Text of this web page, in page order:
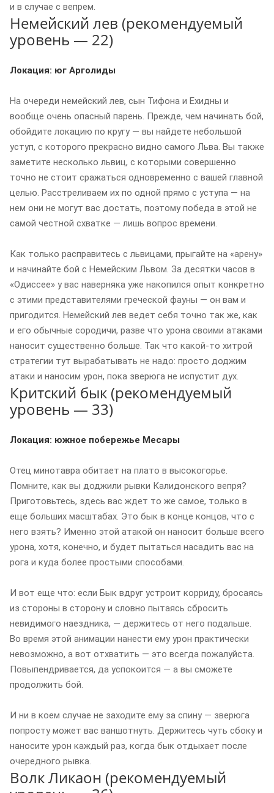
и в случае с вепрем.
Немейский лев (рекомендуемый
уровень — 22)
Локация: юг Арголиды
На очереди немейский лев, сын Тифона и Ехидны и
вообще очень опасный парень. Прежде, чем начинать бой,
обойдите локацию по кругу — вы найдете небольшой
уступ, с которого прекрасно видно самого Льва. Вы также
заметите несколько львиц, с которыми совершенно
точно не стоит сражаться одновременно с вашей главной
целью. Расстреливаем их по одной прямо с уступа — на
нем они не могут вас достать, поэтому победа в этой не
самой честной схватке — лишь вопрос времени.
Как только расправитесь с львицами, прыгайте на «арену»
и начинайте бой с Немейским Львом. За десятки часов в
«Одиссее» у вас наверняка уже накопился опыт конкретно
с этими представителями греческой фауны — он вам и
пригодится. Немейский лев ведет себя точно так же, как
и его обычные сородичи, разве что урона своими атаками
наносит существенно больше. Так что какой-то хитрой
стратегии тут вырабатывать не надо: просто доджим
атаки и наносим урон, пока зверюга не испустит дух.
Критский бык (рекомендуемый
уровень — 33)
Локация: южное побережье Месары
Отец минотавра обитает на плато в высокогорье.
Помните, как вы доджили рывки Калидонского вепря?
Приготовьтесь, здесь вас ждет то же самое, только в
еще больших масштабах. Это бык в конце концов, что с
него взять? Именно этой атакой он наносит больше всего
урона, хотя, конечно, и будет пытаться насадить вас на
рога и куда более простыми способами.
И вот еще что: если Бык вдруг устроит корриду, бросаясь
из стороны в сторону и словно пытаясь сбросить
невидимого наездника, — держитесь от него подальше.
Во время этой анимации нанести ему урон практически
невозможно, а вот отхватить — это всегда пожалуйста.
Повыпендривается, да успокоится — а вы сможете
продолжить бой.
И ни в коем случае не заходите ему за спину — зверюга
попросту может вас ваншотнуть. Держитесь чуть сбоку и
наносите урон каждый раз, когда бык отдыхает после
очередного рывка.
Волк Ликаон (рекомендуемый